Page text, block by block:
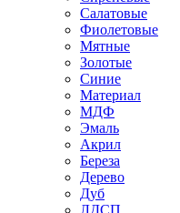
Салатовые
Фиолетовые
Мятные
Золотые
Синие
Материал
МДФ
Эмаль
Акрил
Береза
Дерево
Дуб
ЛДСП